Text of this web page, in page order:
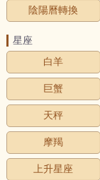
陰陽曆轉換
星座
白羊
巨蟹
天秤
摩羯
上升星座